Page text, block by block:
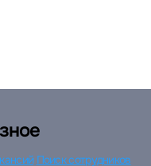
Поиск сотрудников